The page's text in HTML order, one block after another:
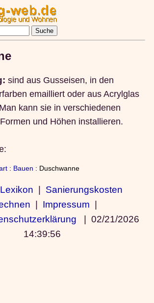
sind aus Gusseisen, in den
emailliert oder aus Acrylglas
kann sie in verschiedenen
und Höhen installieren.
: Bauen : Duschwanne
Lexikon | Sanierungskosten
| Impressum |
| 02/21/2026
14:39:56